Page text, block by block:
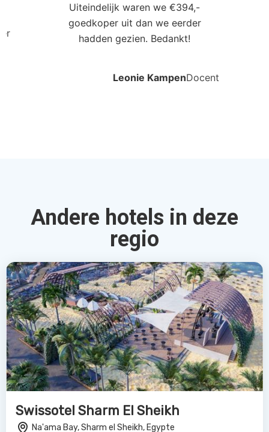
Uiteindelijk waren we €394,-
goedkoper uit dan we eerder
hadden gezien. Bedankt!
Leonie KampenDocent
Andere hotels in deze
regio
Swissotel Sharm El Sheikh
Na'ama Bay, Sharm el Sheikh, Egypte